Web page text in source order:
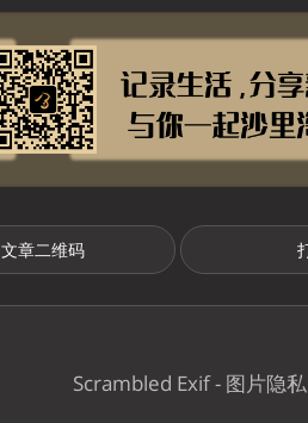
文章二维码
Scrambled Exif - 图片隐